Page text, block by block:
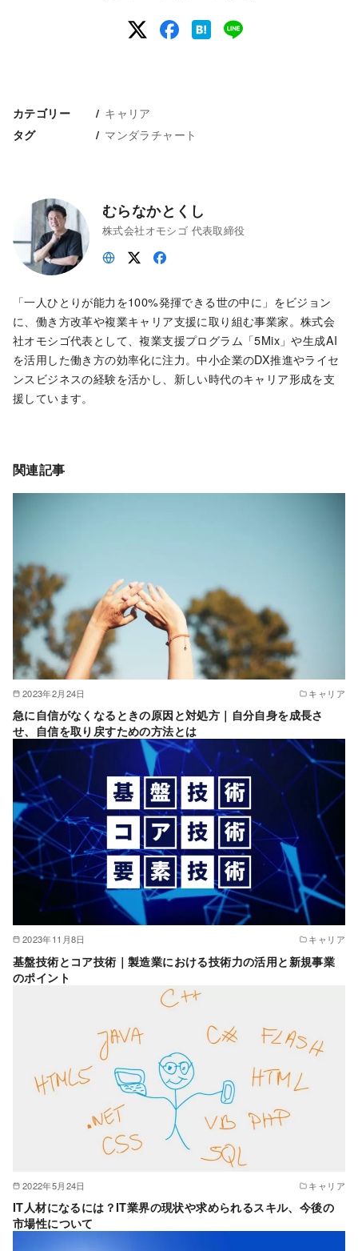
カテゴリー キャリア
タグ マンダラチャート
むらなかとくし
株式会社オモシゴ 代表取締役
「一人ひとりが能力を100%発揮できる世の中に」をビジョン
に、働き方改革や複業キャリア支援に取り組む事業家。株式会
社オモシゴ代表として、複業支援プログラム「5Mix」や生成AI
を活用した働き方の効率化に注力。中小企業のDX推進やライセ
ンスビジネスの経験を活かし、新しい時代のキャリア形成を支
援しています。
関連記事
2023年2月24日 キャリア
急に自信がなくなるときの原因と対処方｜自分自身を成長さ
せ、自信を取り戻すための方法とは
2023年11月8日 キャリア
基盤技術とコア技術｜製造業における技術力の活用と新規事業
のポイント
2022年5月24日 キャリア
IT人材になるには？IT業界の現状や求められるスキル、今後の
市場性について